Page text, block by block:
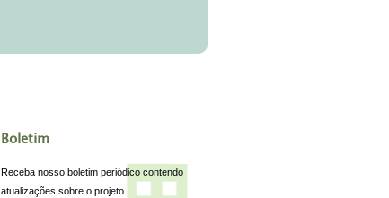
Boletim
Receba nosso boletim periódico contendo
atualizações sobre o projeto